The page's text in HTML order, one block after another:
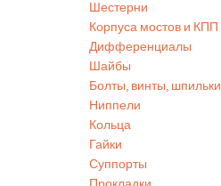
Шестерни
Корпуса мостов и КПП
Дифференциалы
Шайбы
Болты, винты, шпильки
Ниппели
Кольца
Гайки
Суппорты